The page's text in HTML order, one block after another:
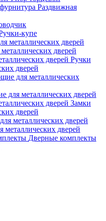
Раздвижная
купе
дверей
Ручки
дверей
для металлических дверей
Замки
дверей
металлических дверей
Дверные комплекты